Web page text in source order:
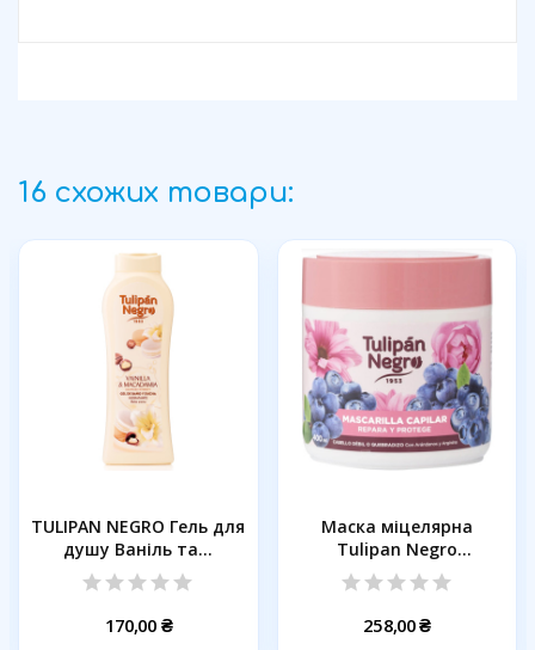
16 схожих товари:
TULIPAN NEGRO Гель для
душу Ваніль та...
170,00 ₴
Маска міцелярна
Tulipan Negro
Відновлення та...
258,00 ₴